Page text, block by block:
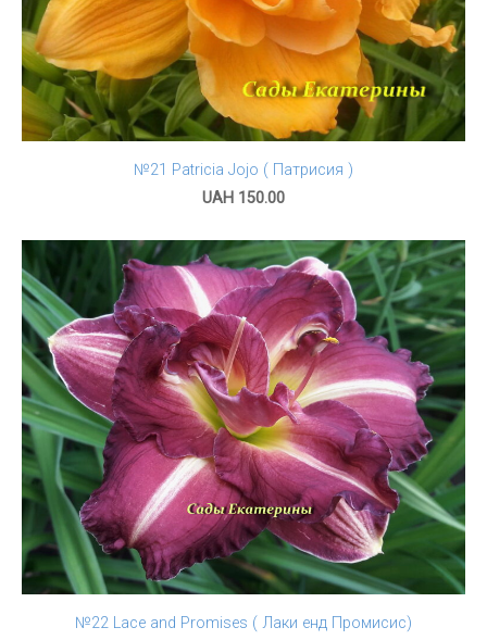
№21 Patricia Jojo ( Патрисия )
UAH 150.00
№22 Lace and Promises ( Лаки енд Промисис)